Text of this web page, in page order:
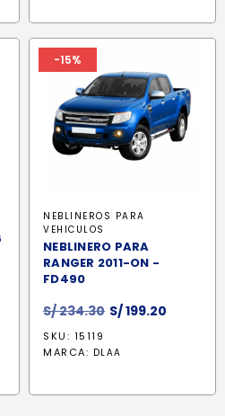
-15%
NEBLINEROS PARA
VEHICULOS
NEBLINERO PARA
RANGER 2011-ON -
FD490
S/234.30 El
original
S/199.20
SKU: 15119
MARCA: DLAA